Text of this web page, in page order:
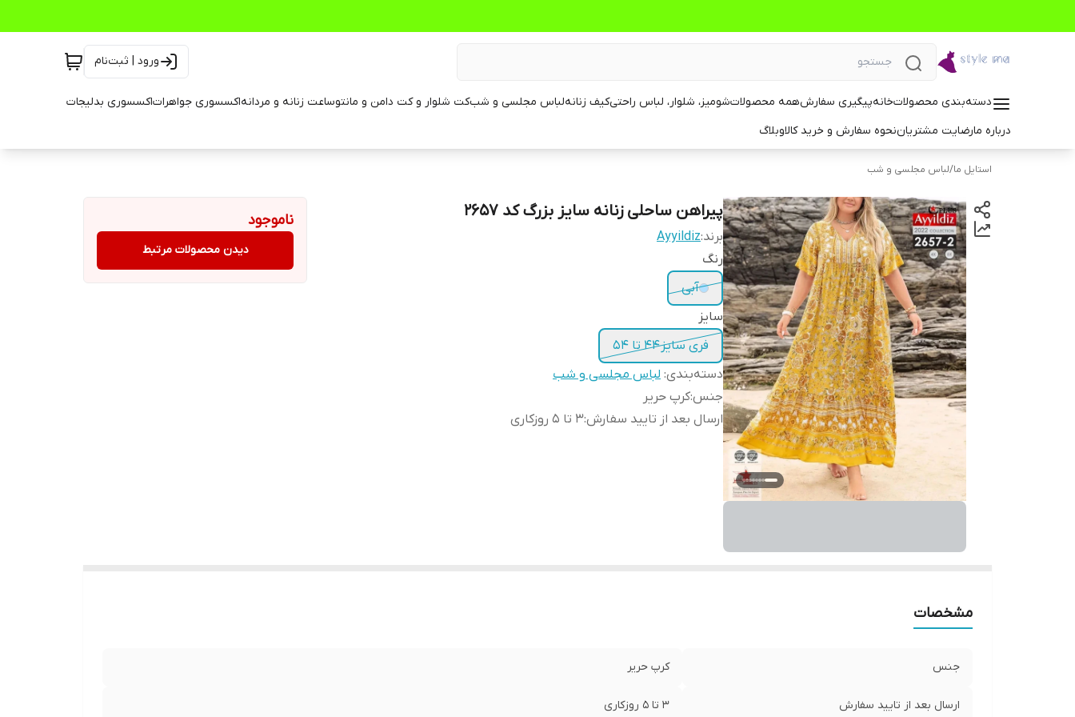
ورود | ثبت‌نام
دسته‌بندی محصولاتخانهپیگیری سفارشهمه محصولاتشومیز، شلوار، لباس راحتیکیف زنانهلباس مجلسی و شبکت شلوار و کت دامن و مانتوساعت زنانه و مردانهاکسسوری جواهراتاکسسوری بدلیجات
درباره مارضایت مشتریاننحوه سفارش و خرید کالاوبلاگ
استایل ما/لباس مجلسی و شب
پیراهن ساحلی زنانه سایز بزرگ کد 2657
برند:Ayyildiz
رنگ
آبی
سایز
فری سایز ۴۴ تا ۵۴
دسته‌بندی: لباس مجلسی و شب
جنس:کرپ حریر
ارسال بعد از تایید سفارش:3 تا 5 روزکاری
ناموجود
دیدن محصولات مرتبط
مشخصات
جنس کرپ حریر
ارسال بعد از تایید سفارش 3 تا 5 روزکاری